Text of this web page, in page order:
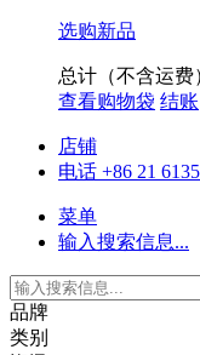
选购新品
总计（不含运费
查看购物袋 结账
店铺
电话 +86 21
菜单
输入搜索信息...
品牌
类别